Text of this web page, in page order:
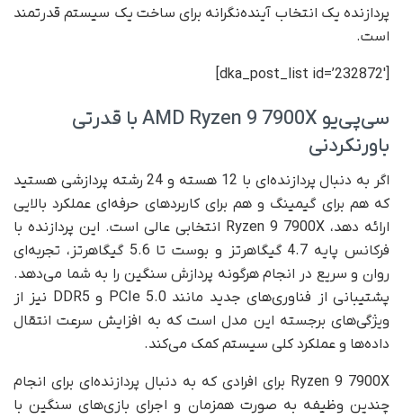
پردازنده یک انتخاب آینده‌نگرانه برای ساخت یک سیستم قدرتمند
است.
سی‌پی‌یو AMD Ryzen 9 7900X با قدرتی
باورنکردنی
اگر به دنبال پردازنده‌ای با 12 هسته و 24 رشته پردازشی هستید
که هم برای گیمینگ و هم برای کاربردهای حرفه‌ای عملکرد بالایی
ارائه دهد، Ryzen 9 7900X انتخابی عالی است. این پردازنده با
فرکانس پایه 4.7 گیگاهرتز و بوست تا 5.6 گیگاهرتز، تجربه‌ای
روان و سریع در انجام هرگونه پردازش سنگین را به شما می‌دهد.
پشتیبانی از فناوری‌های جدید مانند PCIe 5.0 و DDR5 نیز از
ویژگی‌های برجسته این مدل است که به افزایش سرعت انتقال
داده‌ها و عملکرد کلی سیستم کمک می‌کند.
Ryzen 9 7900X برای افرادی که به دنبال پردازنده‌ای برای انجام
چندین وظیفه به صورت همزمان و اجرای بازی‌های سنگین با